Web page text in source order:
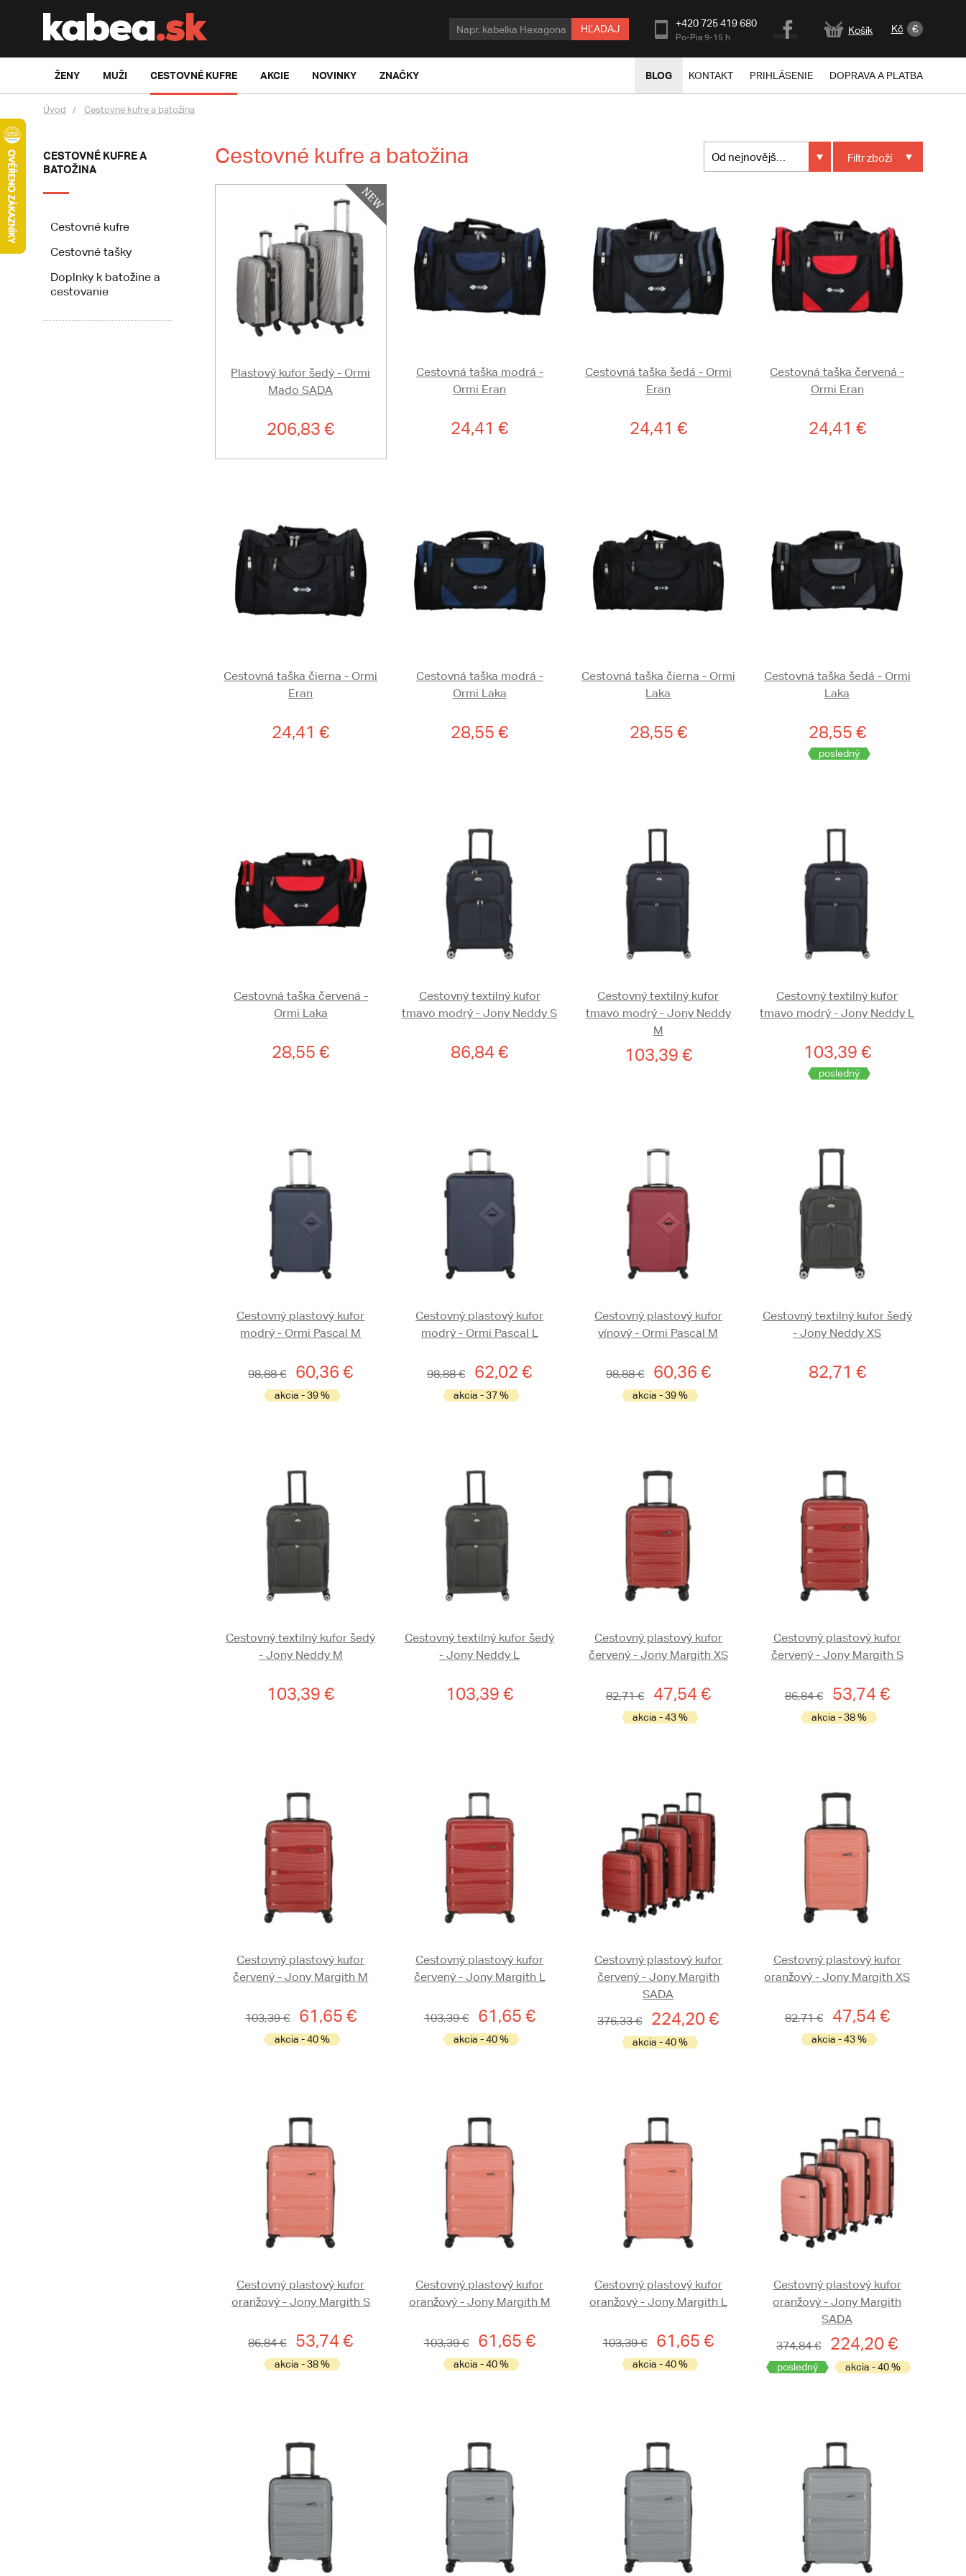
HĽADAJ +420 725 419 680
Po-Pia 9-15 h
Košík Kč €
ŽENY MUŽI CESTOVNÉ KUFRE AKCIE NOVINKY ZNAČKY BLOG KONTAKT PRIHLÁSENIE DOPRAVA A PLATBA
Úvod Cestovné kufre a batožina
CESTOVNÉ KUFRE A
BATOŽINA
Cestovné kufre
Cestovné tašky
Doplnky k batožine a
cestovanie
Cestovné kufre a batožina Filtrzboží
Plastový kufor šedý - Ormi
Mado SADA
206,83 €
Cestovná taška modrá -
Ormi Eran
24,41 €
Cestovná taška šedá - Ormi
Eran
24,41 €
Cestovná taška červená -
Ormi Eran
24,41 €
Cestovná taška čierna - Ormi
Eran
24,41 €
Cestovná taška modrá -
Ormi Laka
28,55 €
Cestovná taška čierna - Ormi
Laka
28,55 €
Cestovná taška šedá - Ormi
Laka
28,55 €
posledný
Cestovná taška červená -
Ormi Laka
28,55 €
Cestovný textilný kufor
tmavo modrý - Jony Neddy S
86,84 €
Cestovný textilný kufor
tmavo modrý - Jony Neddy
M
103,39 €
Cestovný textilný kufor
tmavo modrý - Jony Neddy L
103,39 €
posledný
Cestovný plastový kufor
modrý - Ormi Pascal M
98,88 € 60,36 €
akcia - 39 %
Cestovný plastový kufor
modrý - Ormi Pascal L
98,88 € 62,02 €
akcia - 37 %
Cestovný plastový kufor
vínový - Ormi Pascal M
98,88 € 60,36 €
akcia - 39 %
Cestovný textilný kufor šedý
- Jony Neddy XS
82,71 €
Cestovný textilný kufor šedý
- Jony Neddy M
103,39 €
Cestovný textilný kufor šedý
- Jony Neddy L
103,39 €
Cestovný plastový kufor
červený - Jony Margith XS
82,71 € 47,54 €
akcia - 43 %
Cestovný plastový kufor
červený - Jony Margith S
86,84 € 53,74 €
akcia - 38 %
Cestovný plastový kufor
červený - Jony Margith M
103,39 € 61,65 €
akcia - 40 %
Cestovný plastový kufor
červený - Jony Margith L
103,39 € 61,65 €
akcia - 40 %
Cestovný plastový kufor
červený - Jony Margith
SADA
376,33 €
224,20 €
akcia - 40 %
Cestovný plastový kufor
oranžový - Jony Margith XS
82,71 € 47,54 €
akcia - 43 %
Cestovný plastový kufor
oranžový - Jony Margith S
86,84 € 53,74 €
akcia - 38 %
Cestovný plastový kufor
oranžový - Jony Margith M
103,39 € 61,65 €
akcia - 40 %
Cestovný plastový kufor
oranžový - Jony Margith L
103,39 € 61,65 €
akcia - 40 %
Cestovný plastový kufor
oranžový - Jony Margith
SADA
374,84 €
224,20 €
posledný akcia - 40 %